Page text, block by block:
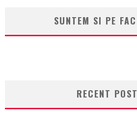
SUNTEM SI PE
RECENT